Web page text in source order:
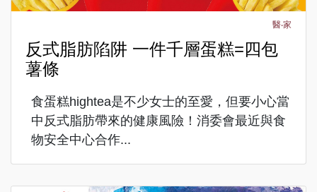
醫‧家
反式脂肪陷阱 一件千層蛋糕=四包
薯條
食蛋糕hightea是不少女士的至愛，但要小心當
中反式脂肪帶來的健康風險！消委會最近與食
物安全中心合作...